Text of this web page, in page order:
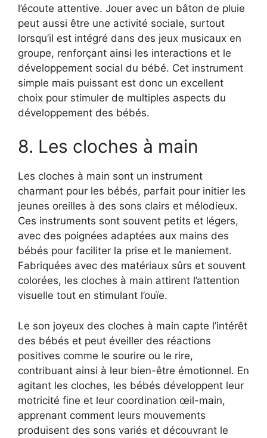
l’écoute attentive. Jouer avec un bâton de pluie
peut aussi être une activité sociale, surtout
lorsqu’il est intégré dans des jeux musicaux en
groupe, renforçant ainsi les interactions et le
développement social du bébé. Cet instrument
simple mais puissant est donc un excellent
choix pour stimuler de multiples aspects du
développement des bébés.
8. Les cloches à main
Les cloches à main sont un instrument
charmant pour les bébés, parfait pour initier les
jeunes oreilles à des sons clairs et mélodieux.
Ces instruments sont souvent petits et légers,
avec des poignées adaptées aux mains des
bébés pour faciliter la prise et le maniement.
Fabriquées avec des matériaux sûrs et souvent
colorées, les cloches à main attirent l’attention
visuelle tout en stimulant l’ouïe.
Le son joyeux des cloches à main capte l’intérêt
des bébés et peut éveiller des réactions
positives comme le sourire ou le rire,
contribuant ainsi à leur bien-être émotionnel. En
agitant les cloches, les bébés développent leur
motricité fine et leur coordination œil-main,
apprenant comment leurs mouvements
produisent des sons variés et découvrant le